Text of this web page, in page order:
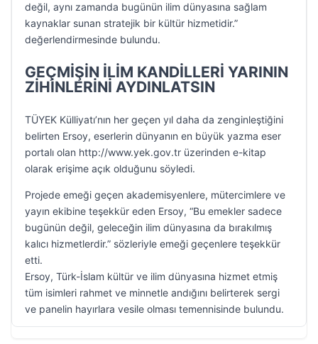
değil, aynı zamanda bugünün ilim dünyasına sağlam
kaynaklar sunan stratejik bir kültür hizmetidir.”
değerlendirmesinde bulundu.
GEÇMİŞİN İLİM KANDİLLERİ YARININ
ZİHİNLERİNİ AYDINLATSIN
TÜYEK Külliyatı’nın her geçen yıl daha da zenginleştiğini
belirten Ersoy, eserlerin dünyanın en büyük yazma eser
portalı olan http://www.yek.gov.tr üzerinden e-kitap
olarak erişime açık olduğunu söyledi.
Projede emeği geçen akademisyenlere, mütercimlere ve
yayın ekibine teşekkür eden Ersoy, “Bu emekler sadece
bugünün değil, geleceğin ilim dünyasına da bırakılmış
kalıcı hizmetlerdir.” sözleriyle emeği geçenlere teşekkür
etti.
Ersoy, Türk-İslam kültür ve ilim dünyasına hizmet etmiş
tüm isimleri rahmet ve minnetle andığını belirterek sergi
ve panelin hayırlara vesile olması temennisinde bulundu.